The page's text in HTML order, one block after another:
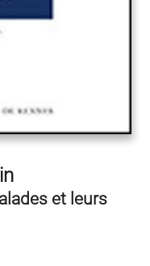
et leurs